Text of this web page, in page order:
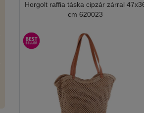
Horgolt raffia táska cipzár zárral
cm 620023